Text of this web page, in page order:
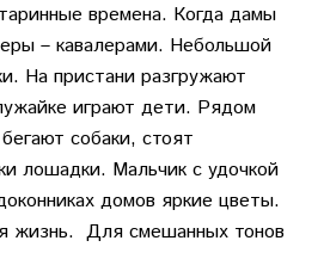
времена. Когда дамы
– кавалерами. Небольшой
На пристани разгружают
играют дети. Рядом
собаки, стоят
лошадки. Мальчик с удочкой
домов яркие цветы.
жизнь. Для смешанных тонов